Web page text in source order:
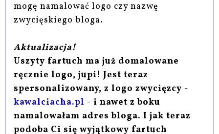
mogę namalować logo czy nazwę
zwycięskiego bloga.
Aktualizacja!
Uszyty fartuch ma już domalowane
ręcznie logo, jupi! Jest teraz
spersonalizowany, z logo zwycięzcy -
kawalciacha.pl - i nawet z boku
namalowałam adres bloga. I jak teraz
podoba Ci się wyjątkowy fartuch